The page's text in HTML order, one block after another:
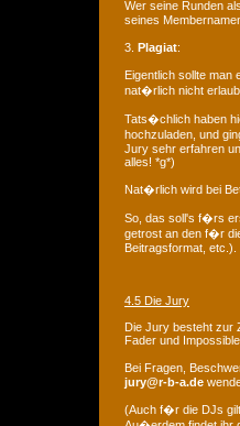
Wer seine Runden
seines
3. Plagiat:
Eigentlich sollte
nat�rlich nicht
Tats�chlich haben
hochzuladen, und
Jury sehr erfahren
alles! *g*)
Nat�rlich wird bei
So, das soll's f�rs
getrost an den f�r
Beitragsformat, etc.).
4.5 Die Jury
Die Jury besteht zur
Fader und
Bei Fragen,
jury@r-b-a.de
(Auch f�r die DJs